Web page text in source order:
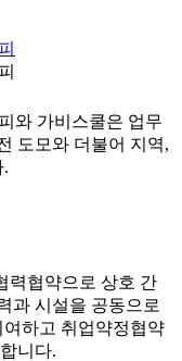
와 가비스쿨은 업무
도모와 더불어 지역,
.
력협약으로 상호 간
과 시설을 공동으로
하고 취업약정협약
니다.